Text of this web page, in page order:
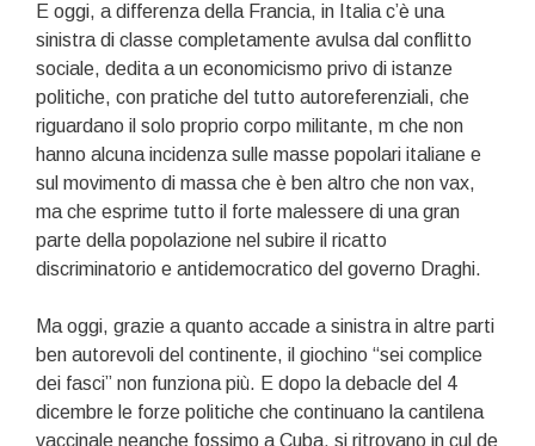
E oggi, a differenza della Francia, in Italia c’è una
sinistra di classe completamente avulsa dal conflitto
sociale, dedita a un economicismo privo di istanze
politiche, con pratiche del tutto autoreferenziali, che
riguardano il solo proprio corpo militante, m che non
hanno alcuna incidenza sulle masse popolari italiane e
sul movimento di massa che è ben altro che non vax,
ma che esprime tutto il forte malessere di una gran
parte della popolazione nel subire il ricatto
discriminatorio e antidemocratico del governo Draghi.
Ma oggi, grazie a quanto accade a sinistra in altre parti
ben autorevoli del continente, il giochino “sei complice
dei fasci” non funziona più. E dopo la debacle del 4
dicembre le forze politiche che continuano la cantilena
vaccinale neanche fossimo a Cuba, si ritrovano in cul de